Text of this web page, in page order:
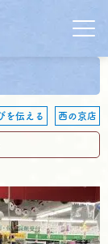
を伝える 西の京店